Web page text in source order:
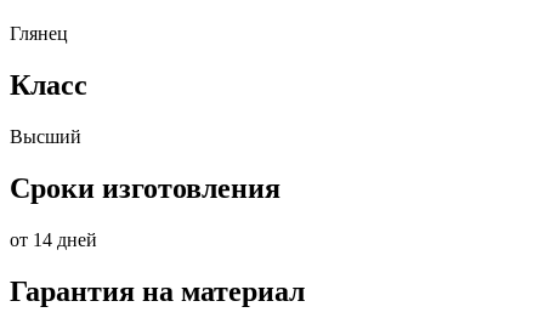
Глянец
Класс
Высший
Сроки изготовления
от 14 дней
Гарантия на материал